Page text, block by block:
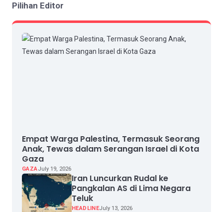
Pilihan Editor
Empat Warga Palestina, Termasuk Seorang
Anak, Tewas dalam Serangan Israel di Kota
Gaza
GAZAJuly 19, 2026
Iran Luncurkan Rudal ke
Pangkalan AS di Lima Negara
Teluk
HEADLINEJuly 13, 2026